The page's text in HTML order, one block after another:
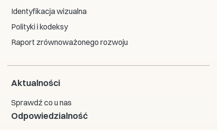
Identyfikacja wizualna
Polityki i kodeksy
Raport zrównoważonego rozwoju
Aktualności
Sprawdź co u nas
Odpowiedzialność